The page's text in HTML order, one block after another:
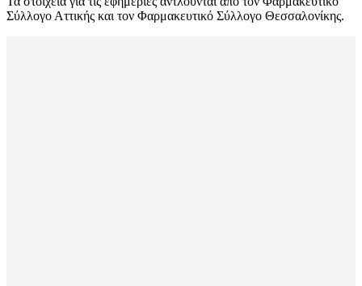
Σύλλογο Αττικής και τον Φαρμακευτικό Σύλλογο Θεσσαλονίκης.